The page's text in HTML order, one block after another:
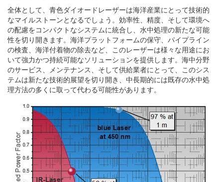
全体として、青色ダイオードレーザーは海洋産業にとって技術的
なマイルストーンとなるでしょう。効率性、精度、そして環境へ
の配慮をコンパクトなシステムに統合し、水中処理の新たな可能
性を切り開きます。海洋プラットフォームの保守、パイプライン
の検査、海洋付着物の除去など、このレーザーは様々な用途にお
いて強力かつ持続可能なソリューションを提供します。海中分野
のサービス、メンテナンス、そして供給業者にとって、このシス
テムは新たな技術的展望を切り開き、中長期的には既存の水中処
理方法の多くに取って代わる可能性があります。